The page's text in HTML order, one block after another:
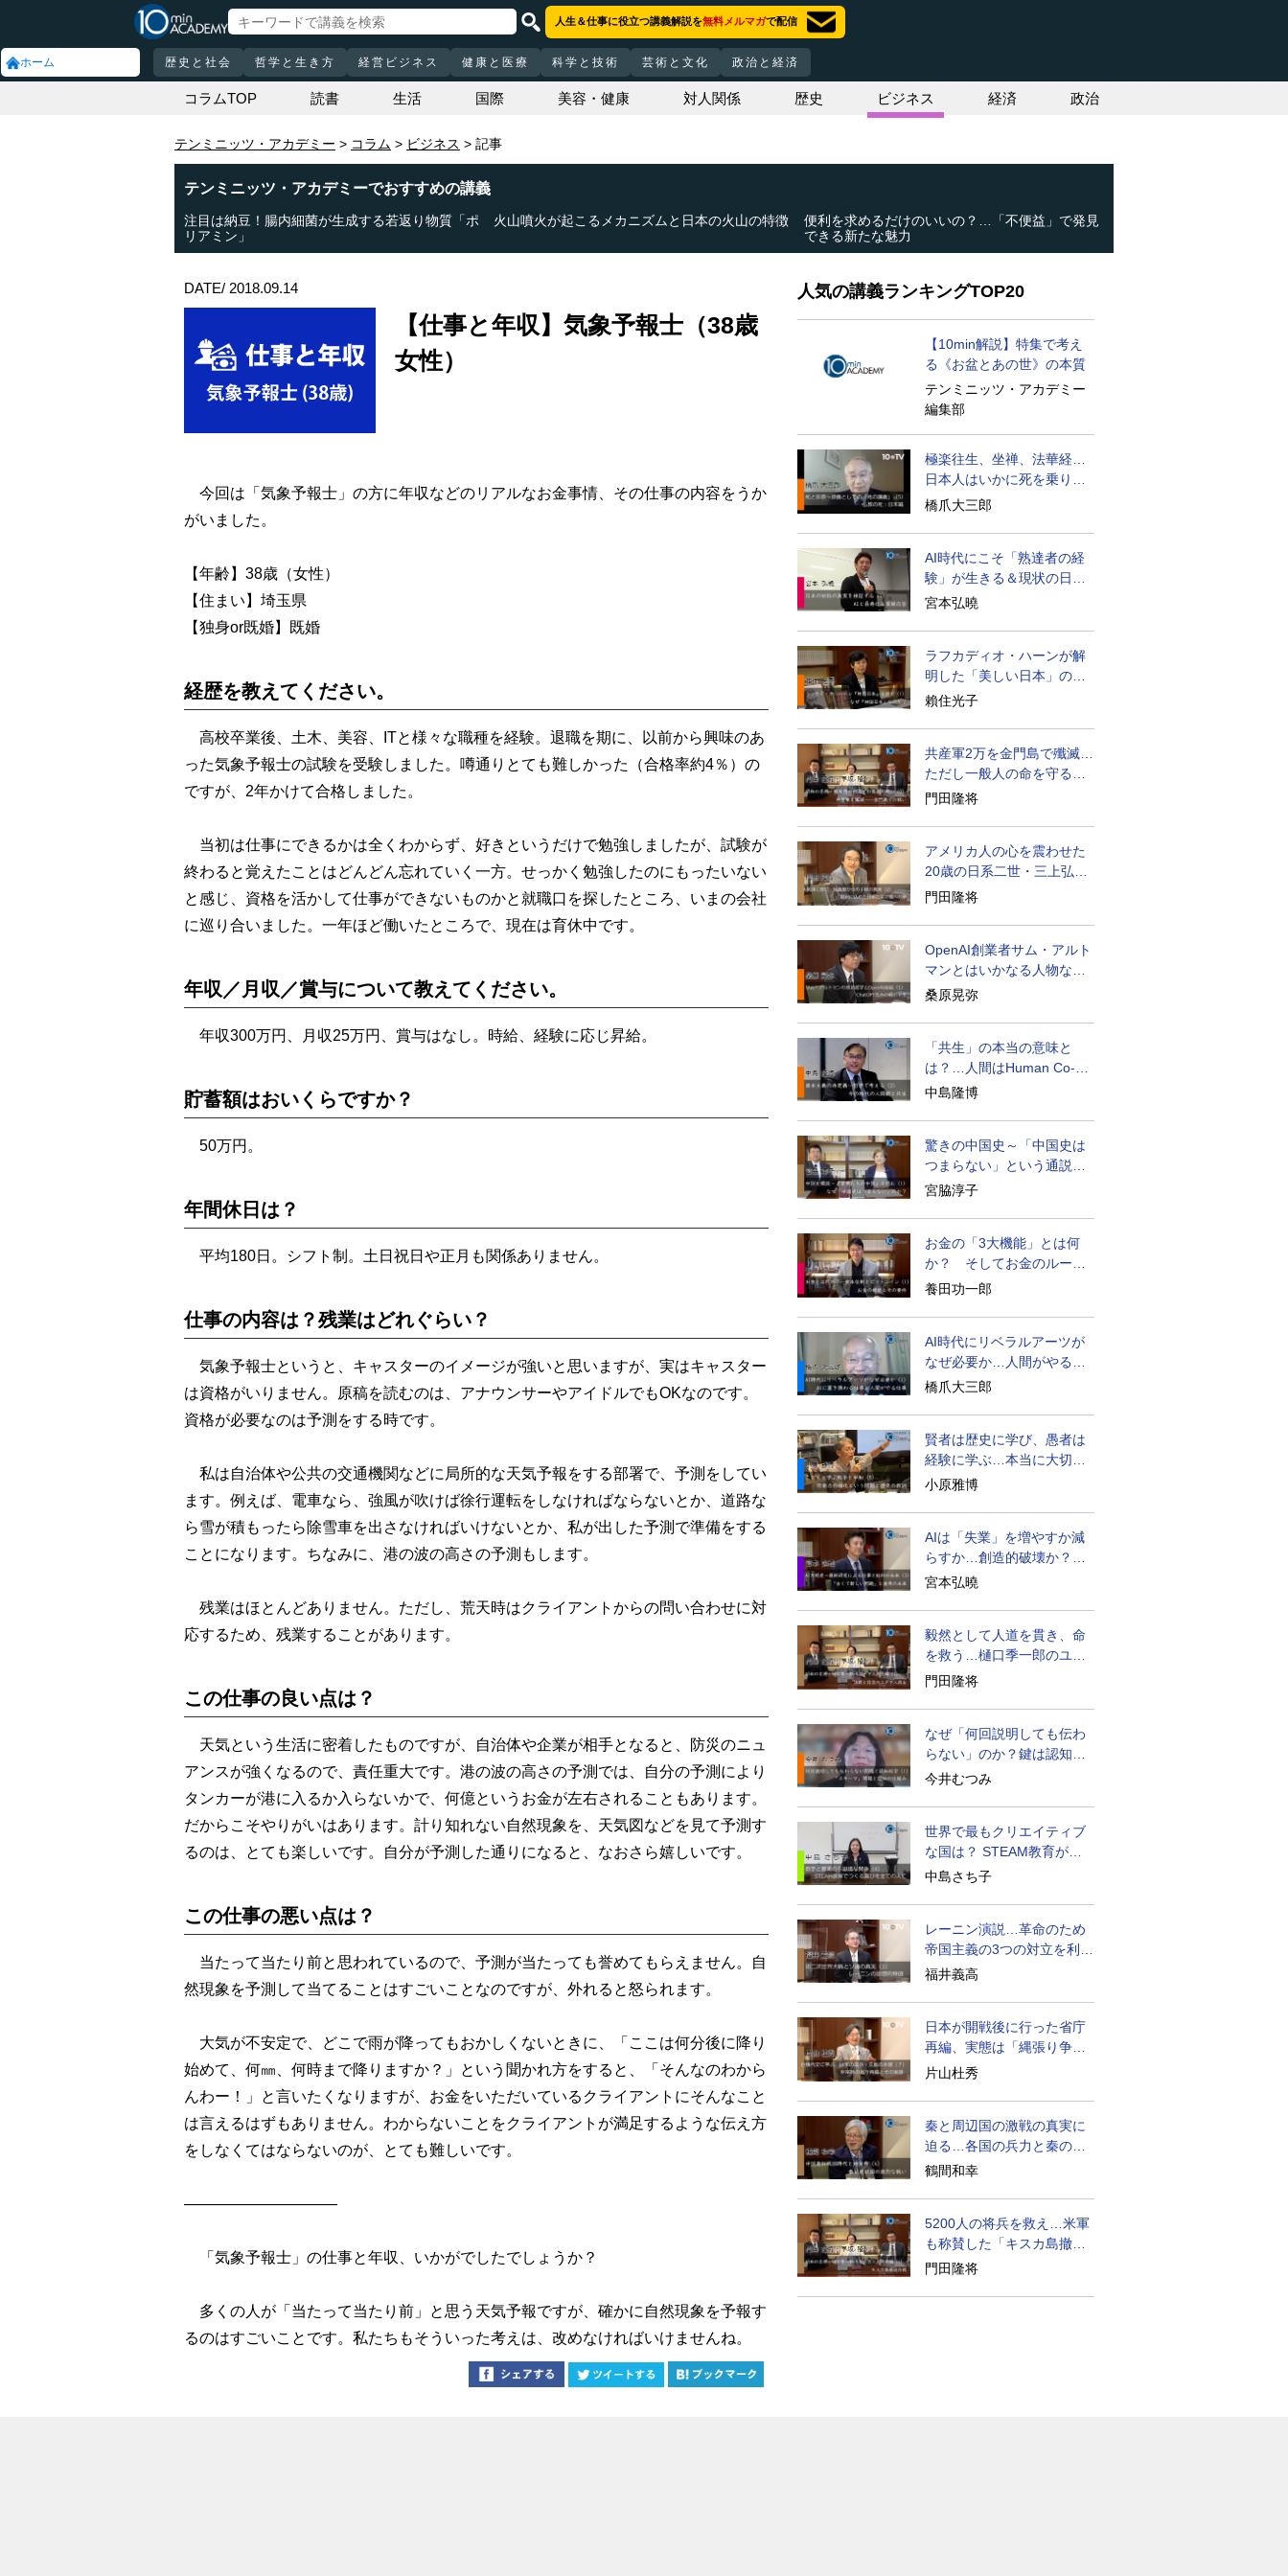
ホーム
人生＆仕事に役立つ講義解説を無料メルマガで配信
歴史と社会 哲学と生き方 経営ビジネス 健康と医療 科学と技術 芸術と文化 政治と経済
コラムTOP 読書 生活 国際 美容・健康 対人関係 歴史 ビジネス 経済 政治
テンミニッツ・アカデミー コラム ビジネス 記事
テンミニッツ・アカデミーでおすすめの講義
注目は納豆！腸内細菌が生成する若返り物質「ポ
リアミン」
火山噴火が起こるメカニズムと日本の火山の特徴
便利を求めるだけのいいの？…「不便益」で発見
できる新たな魅力
DATE/ 2018.09.14
【仕事と年収】気象予報士（38歳
女性）
今回は「気象予報士」の方に年収などのリアルなお金事情、その仕事の内容をうか
がいました。
【年齢】38歳（女性）
【住まい】埼玉県
【独身or既婚】既婚
経歴を教えてください。
高校卒業後、土木、美容、ITと様々な職種を経験。退職を期に、以前から興味のあ
った気象予報士の試験を受験しました。噂通りとても難しかった（合格率約4％）の
ですが、2年かけて合格しました。
当初は仕事にできるかは全くわからず、好きというだけで勉強しましたが、試験が
終わると覚えたことはどんどん忘れていく一方。せっかく勉強したのにもったいない
と感じ、資格を活かして仕事ができないものかと就職口を探したところ、いまの会社
に巡り合いました。一年ほど働いたところで、現在は育休中です。
年収／月収／賞与について教えてください。
年収300万円、月収25万円、賞与はなし。時給、経験に応じ昇給。
貯蓄額はおいくらですか？
50万円。
年間休日は？
平均180日。シフト制。土日祝日や正月も関係ありません。
仕事の内容は？残業はどれぐらい？
気象予報士というと、キャスターのイメージが強いと思いますが、実はキャスター
は資格がいりません。原稿を読むのは、アナウンサーやアイドルでもOKなのです。
資格が必要なのは予測をする時です。
私は自治体や公共の交通機関などに局所的な天気予報をする部署で、予測をしてい
ます。例えば、電車なら、強風が吹けば徐行運転をしなければならないとか、道路な
ら雪が積もったら除雪車を出さなければいけないとか、私が出した予測で準備をする
ことになります。ちなみに、港の波の高さの予測もします。
残業はほとんどありません。ただし、荒天時はクライアントからの問い合わせに対
応するため、残業することがあります。
この仕事の良い点は？
天気という生活に密着したものですが、自治体や企業が相手となると、防災のニュ
アンスが強くなるので、責任重大です。港の波の高さの予測では、自分の予測により
タンカーが港に入るか入らないかで、何億というお金が左右されることもあります。
だからこそやりがいはあります。計り知れない自然現象を、天気図などを見て予測す
るのは、とても楽しいです。自分が予測した通りになると、なおさら嬉しいです。
この仕事の悪い点は？
当たって当たり前と思われているので、予測が当たっても誉めてもらえません。自
然現象を予測して当てることはすごいことなのですが、外れると怒られます。
大気が不安定で、どこで雨が降ってもおかしくないときに、「ここは何分後に降り
始めて、何㎜、何時まで降りますか？」という聞かれ方をすると、「そんなのわから
んわー！」と言いたくなりますが、お金をいただいているクライアントにそんなこと
は言えるはずもありません。わからないことをクライアントが満足するような伝え方
をしなくてはならないのが、とても難しいです。
――――――――――
「気象予報士」の仕事と年収、いかがでしたでしょうか？
多くの人が「当たって当たり前」と思う天気予報ですが、確かに自然現象を予報す
るのはすごいことです。私たちもそういった考えは、改めなければいけませんね。
人気の講義ランキングTOP20
【10min解説】特集で考え
る《お盆とあの世》の本質
テンミニッツ・アカデミー
編集部
極楽往生、坐禅、法華経…
日本人はいかに死を乗り越
えるか
橋爪大三郎
AI時代にこそ「熟達者の経
験」が生きる＆現状の日本
経済の実情は
宮本弘曉
ラフカディオ・ハーンが解
明した「美しい日本」の秘
密と未来
賴住光子
共産軍2万を金門島で殲滅…
ただし一般人の命を守る軍
人の本義を重視
門田隆将
アメリカ人の心を震わせた
20歳の日系二世・三上弘文
の翻訳
門田隆将
OpenAI創業者サム・アルト
マンとはいかなる人物なの
か
桑原晃弥
「共生」の本当の意味と
は？…人間はHuman Co-
becoming
中島隆博
驚きの中国史～「中国史は
つまらない」という通説の
裏の波乱の真実
宮脇淳子
お金の「3大機能」とは何
か？ そしてお金のルーツ
とは？
養田功一郎
AI時代にリベラルアーツが
なぜ必要か…人間がやるべ
きこととは？
橋爪大三郎
賢者は歴史に学び、愚者は
経験に学ぶ…本当に大切な
ことは？
小原雅博
AIは「失業」を増やすか減
らすか…創造的破壊か？資
本化効果か？
宮本弘曉
毅然として人道を貫き、命
を救う…樋口季一郎のユダ
ヤ人救出
門田隆将
なぜ「何回説明しても伝わ
らない」のか？鍵は認知の
仕組み
今井むつみ
世界で最もクリエイティブ
な国は？ STEAM教育が広
がる理由
中島さち子
レーニン演説…革命のため
帝国主義の3つの対立を利用
せよ
福井義高
日本が開戦後に行った省庁
再編、実態は「縄張り争
い」
片山杜秀
秦と周辺国の激戦の真実に
迫る…各国の兵力と秦の戦
略とは？
鶴間和幸
5200人の将兵を救え…米軍
も称賛した「キスカ島撤退
作戦」の奇跡
門田隆将